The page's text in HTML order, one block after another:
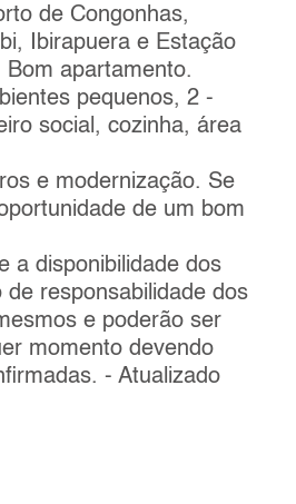
de Congonhas,
Ibirapuera e Estação
Bom apartamento.
pequenos, 2 -
social, cozinha, área
e modernização. Se
de um bom
a disponibilidade dos
de responsabilidade dos
e poderão ser
momento devendo
- Atualizado